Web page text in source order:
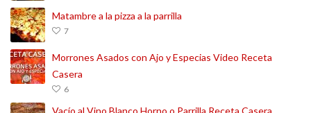
Matambre a la pizza a la parrilla
7
Morrones Asados con Ajo y Especias Video Receta
Casera
6